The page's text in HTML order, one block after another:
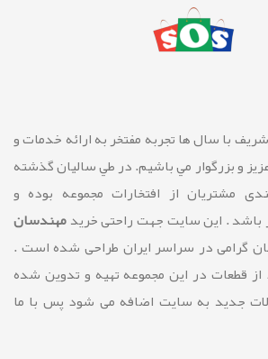
با سال ها تجربه مفتخر به ارائه خدمات و
و بزرگوار مي باشيم. در طي ساليان گذشته
مشتريان از افتخارات مجموعه بوده و
باشد . این سایت جهت راحتی خریدمهندسان
گرامی در سراسر ایران طراحی شده است .
قطعات در این مجموعه تهیه و تدوین شده
جدید به سایت اضافه می شود پس با ما